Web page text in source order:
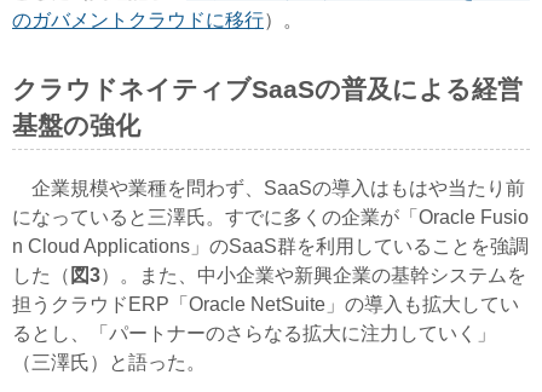
のガバメントクラウドに移行）。
クラウドネイティブSaaSの普及による経営
基盤の強化
企業規模や業種を問わず、SaaSの導入はもはや当たり前
になっていると三澤氏。すでに多くの企業が「Oracle Fusio
n Cloud Applications」のSaaS群を利用していることを強調
した（ 図3）。また、中小企業や新興企業の基幹システムを
担うクラウドERP「Oracle NetSuite」の導入も拡大してい
るとし、「パートナーのさらなる拡大に注力していく」
（三澤氏）と語った。